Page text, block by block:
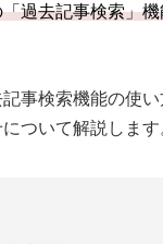
過去記事検索」
事検索機能の使い
ついて解説します